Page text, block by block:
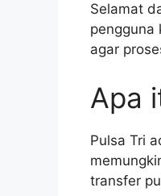
Selamat
pengguna
agar
Apa
Pulsa Tri
transfer